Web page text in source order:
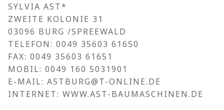
SYLVIA AST*
ZWEITE KOLONIE 31
03096 BURG /SPREEWALD
TELEFON: 0049 35603 61650
FAX: 0049 35603 61651
MOBIL: 0049 160 5031901
E-MAIL: ASTBURG@T-ONLINE.DE
INTERNET: WWW.AST-BAUMASCHINEN.DE